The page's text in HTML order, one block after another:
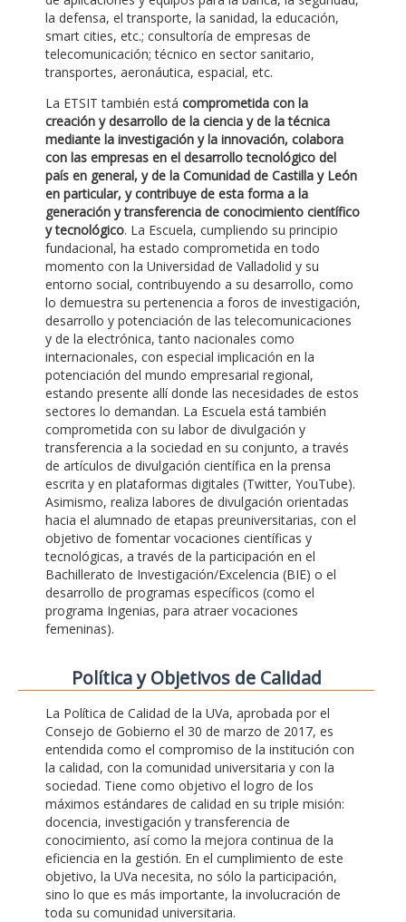
la defensa, el transporte, la sanidad, la educación,
smart cities, etc.; consultoría de empresas de
telecomunicación; técnico en sector sanitario,
transportes, aeronáutica, espacial, etc.
La ETSIT también está comprometida con la
creación y desarrollo de la ciencia y de la técnica
mediante la investigación y la innovación, colabora
con las empresas en el desarrollo tecnológico del
país en general, y de la Comunidad de Castilla y León
en particular, y contribuye de esta forma a la
generación y transferencia de conocimiento científico
y tecnológico. La Escuela, cumpliendo su principio
fundacional, ha estado comprometida en todo
momento con la Universidad de Valladolid y su
entorno social, contribuyendo a su desarrollo, como
lo demuestra su pertenencia a foros de investigación,
desarrollo y potenciación de las telecomunicaciones
y de la electrónica, tanto nacionales como
internacionales, con especial implicación en la
potenciación del mundo empresarial regional,
estando presente allí donde las necesidades de estos
sectores lo demandan. La Escuela está también
comprometida con su labor de divulgación y
transferencia a la sociedad en su conjunto, a través
de artículos de divulgación científica en la prensa
escrita y en plataformas digitales (Twitter, YouTube).
Asimismo, realiza labores de divulgación orientadas
hacia el alumnado de etapas preuniversitarias, con el
objetivo de fomentar vocaciones científicas y
tecnológicas, a través de la participación en el
Bachillerato de Investigación/Excelencia (BIE) o el
desarrollo de programas específicos (como el
programa Ingenias, para atraer vocaciones
femeninas).
Polí­tica y Objetivos de Calidad
La Política de Calidad de la UVa, aprobada por el
Consejo de Gobierno el 30 de marzo de 2017, es
entendida como el compromiso de la institución con
la calidad, con la comunidad universitaria y con la
sociedad. Tiene como objetivo el logro de los
máximos estándares de calidad en su triple misión:
docencia, investigación y transferencia de
conocimiento, así como la mejora continua de la
eficiencia en la gestión. En el cumplimiento de este
objetivo, la UVa necesita, no sólo la participación,
sino lo que es más importante, la involucración de
toda su comunidad universitaria.